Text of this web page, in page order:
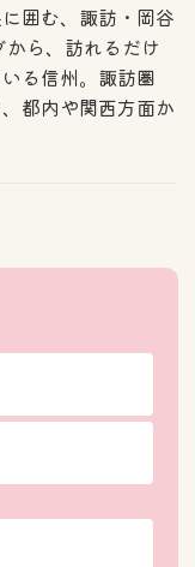
囲む、諏訪・岡谷
ら、訪れるだけ
る信州。諏訪圏
都内や関西方面か